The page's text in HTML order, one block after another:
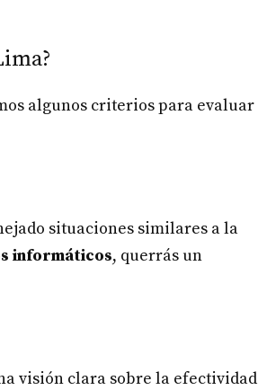
algunos criterios para evaluar
situaciones similares a la
informáticos, querrás un
visión clara sobre la efectividad